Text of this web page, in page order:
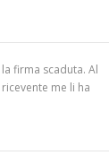
firma scaduta. Al
me li ha